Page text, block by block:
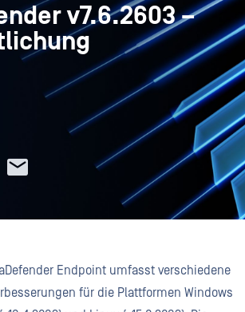
v7.6.2603 –
Endpoint umfasst verschiedene
für die Plattformen Windows